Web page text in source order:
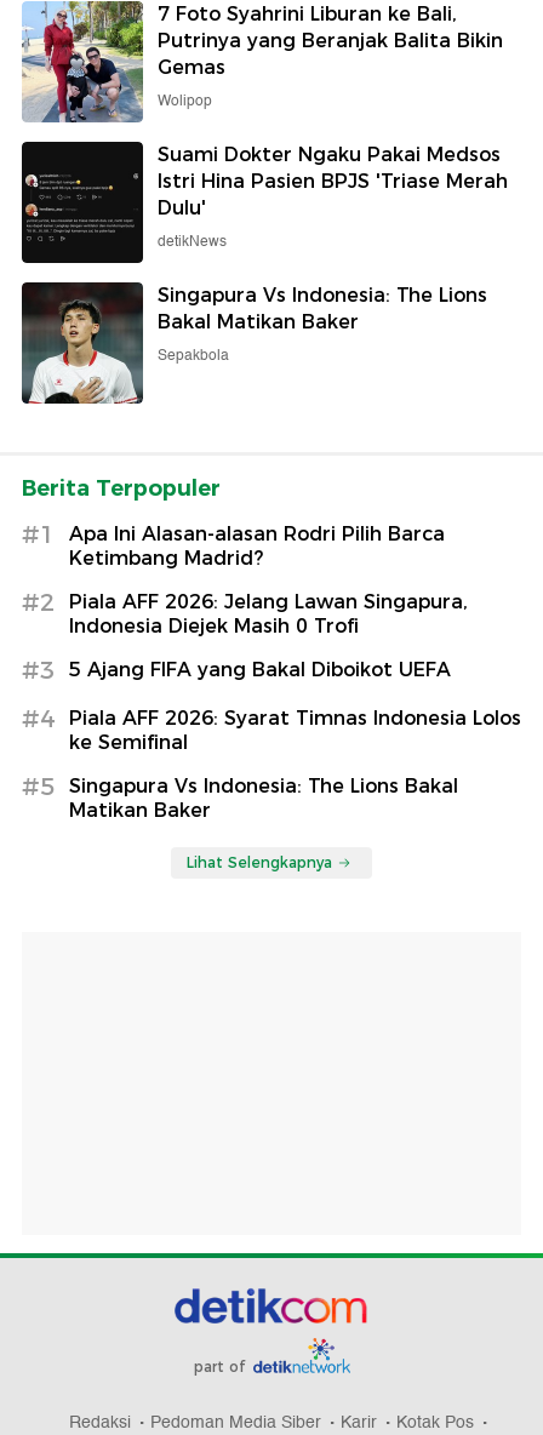
7 Foto Syahrini Liburan ke Bali,
Putrinya yang Beranjak Balita Bikin
Gemas
Wolipop
Suami Dokter Ngaku Pakai Medsos
Istri Hina Pasien BPJS 'Triase Merah
Dulu'
detikNews
Singapura Vs Indonesia: The Lions
Bakal Matikan Baker
Sepakbola
Berita Terpopuler
#1
Apa Ini Alasan-alasan Rodri Pilih Barca
Ketimbang Madrid?
#2
Piala AFF 2026: Jelang Lawan Singapura,
Indonesia Diejek Masih 0 Trofi
#3 5 Ajang FIFA yang Bakal Diboikot UEFA
#4
Piala AFF 2026: Syarat Timnas Indonesia Lolos
ke Semifinal
#5
Singapura Vs Indonesia: The Lions Bakal
Matikan Baker
Lihat Selengkapnya
part of
Redaksi Pedoman Media Siber Karir Kotak Pos